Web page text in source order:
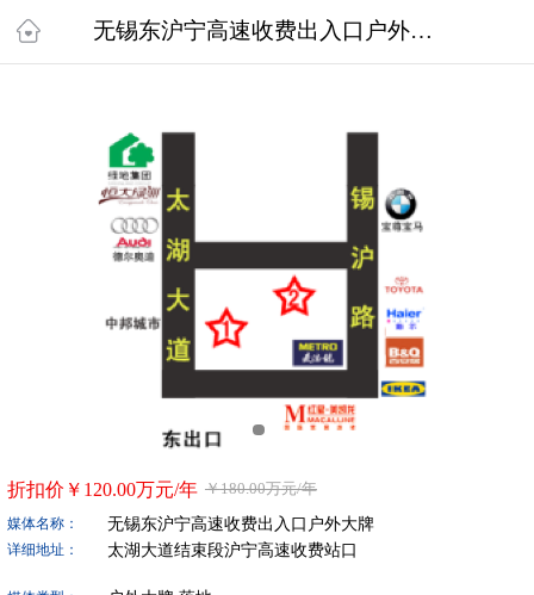
无锡东沪宁高速收费出入口户外大牌
折扣价￥ 120.00万元/年 ￥180.00万元/年
媒体名称： 无锡东沪宁高速收费出入口户外大牌
详细地址： 太湖大道结束段沪宁高速收费站口